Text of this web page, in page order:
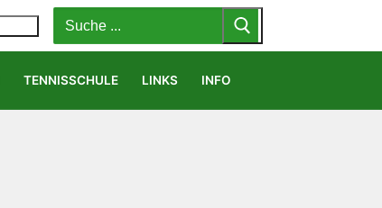
Suchen
nach:
TENNISSCHULE LINKS INFO